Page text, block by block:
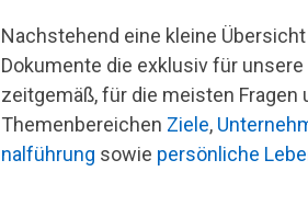
Nachstehend eine kleine
Dokumente die exklusiv für
zeitgemäß, für die meisten Fragen
Themenbereichen Ziele,
nalführung sowie persönliche